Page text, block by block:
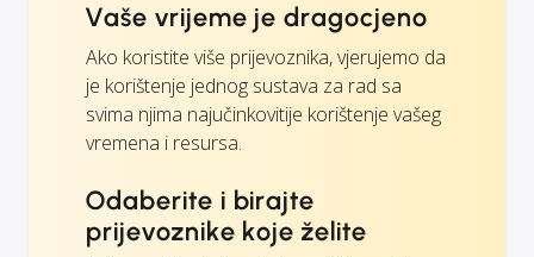
Vaše vrijeme je dragocjeno
Ako koristite više prijevoznika, vjerujemo da
je korištenje jednog sustava za rad sa
svima njima najučinkovitije korištenje vašeg
vremena i resursa.
Odaberite i birajte
prijevoznike koje želite